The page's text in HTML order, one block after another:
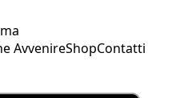
AvvenireShopContatti